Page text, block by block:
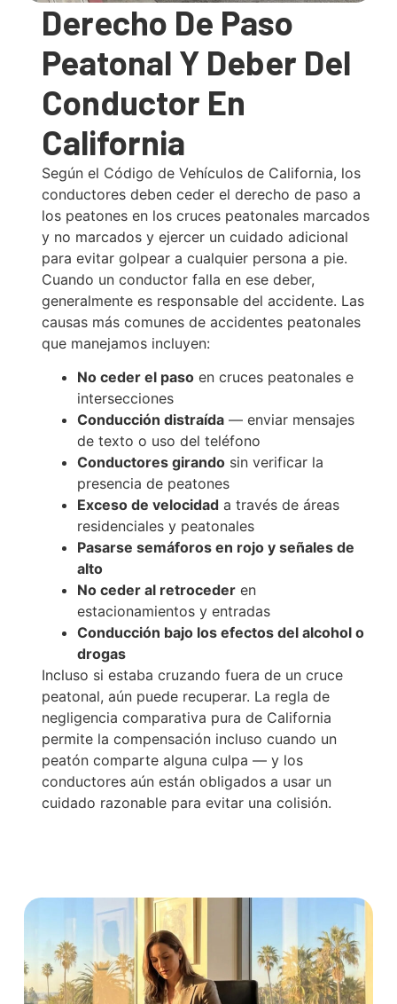
Derecho De Paso
Peatonal Y Deber Del
Conductor En
California
Según el Código de Vehículos de California, los
conductores deben ceder el derecho de paso a
los peatones en los cruces peatonales marcados
y no marcados y ejercer un cuidado adicional
para evitar golpear a cualquier persona a pie.
Cuando un conductor falla en ese deber,
generalmente es responsable del accidente. Las
causas más comunes de accidentes peatonales
que manejamos incluyen:
No ceder el pasoen cruces peatonales e
intersecciones
Conducción distraída— enviar mensajes
de texto o uso del teléfono
Conductores girandosin verificar la
presencia de peatones
Exceso de velocidada través de áreas
residenciales y peatonales
Pasarse semáforos en rojo y señales de
alto
No ceder al retrocederen
estacionamientos y entradas
Conducción bajo los efectos del alcohol o
drogas
Incluso si estaba cruzando fuera de un cruce
peatonal, aún puede recuperar. La regla de
negligencia comparativa pura de California
permite la compensación incluso cuando un
peatón comparte alguna culpa — y los
conductores aún están obligados a usar un
cuidado razonable para evitar una colisión.